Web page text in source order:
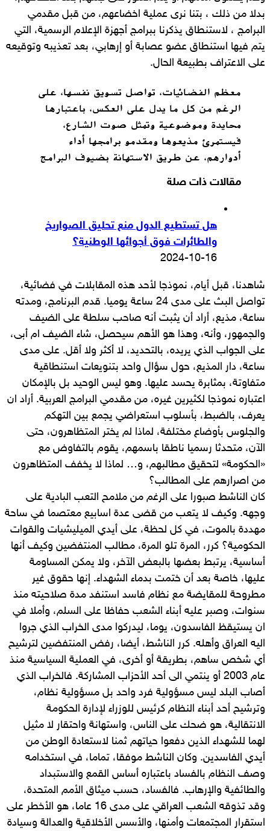
بدلا من ذلك ، بتنا نرى عملية اخضاعهم، من قبل مقدمي
البرامج ، لاستنطاق يذكرنا ببرامج أجهزة الإعلام الرسمية، التي
يتم فيها استنطاق عضو عصابة أو إرهابي، بعد تعذيبه وتوقيعه
على الاعتراف بطبيعة الحال.
معظم الفضائيات، تواصل تسويق نفسها، على
الرغم من كل ما يدل على العكس، باعتبارها
محايدة وموضوعية وتمثل صوت الشارع،
فيستمرئ مذيعوها ومقدمو برامجها أداء
أدوارهم، عن طريق الاستهانة بضيوف البرامج
مقالات ذات صلة
هل تستطيع الدول منع تحليق الصواريخ
والطائرات فوق أجوائها الوطنية؟
2024-10-16
شاهدنا، قبل أيام، نموذجا لأحد هذه المقابلات في فضائية،
تواصل البث على مدى 24 ساعة يوميا. قدم البرنامج، ومدته
ساعة، مذيع، أراد أن يثبت أنه صاحب سلطة على الضيف
والجمهور، وأنه، وهذا هو الأهم سيحصل، شاء الضيف ام أبى،
على الجواب الذي يريده، بالتحديد، لا أكثر ولا أقل. على مدى
ساعة، دار المذيع، حول سؤال واحد بتنويعات استنطاقية
متفاوتة، بمثابرة يحسد عليها. وهو ليس الوحيد بل بالإمكان
اعتباره نموذجا لكثيرين غيره، من مقدمي البرامج العربية. أراد ان
يعرف، بالضبط، بأسلوب استعراضي يجمع بين التهكم
والجلوس بأوضاع مختلفة، لماذا لم يختر المتظاهرون، حتى
الآن، متحدثا رسميا ناطقا باسمهم، يقوم بالتفاوض مع
«الحكومة» لتحقيق مطالبهم، و… لماذا لا يخفف المتظاهرون
من اصرارهم على المطالب؟
كان الناشط صبورا على الرغم من ملامح التعب البادية على
وجهه. وكيف لا يتعب من قضى عدة اسابيع معتصما في ساحة
مهددة بالموت، في كل لحظة، على أيدي الميليشيات والقوات
الحكومية؟ كرر، المرة تلو المرة، مطالب المنتفضين وكيف أنها
أساسية، يرتبط بعضها بالبعض الآخر، ولا يمكن المساومة
عليها، خاصة بعد أن ختمت بدماء الشهداء. إنها حقوق غير
مطروحة للمقايضة مع نظام فاسد استنفد مدة صلاحيته منذ
سنوات، وصبر عليه أبناء الشعب حفاظا على السلم، وأملا في
ان يستيقظ الفاسدون، يوما، ليدركوا مدى الخراب الذي جروا
اليه العراق وأهله. كرر الناشط، أيضا، رفض المنتفضين لترشيح
أي شخص ساهم، بطريقة أو أخرى، في العملية السياسية منذ
عام 2003 أو ينتمي الى أحد الأحزاب المشاركة. فالخراب الذي
أصاب البلد ليس مسؤولية فرد واحد بل مسؤولية نظام،
وترشيح أحد أبناء النظام كرئيس للوزراء لإدارة الحكومة
الانتقالية، هو ضحك على الناس، واستهانة واحتقار لا مثيل
لهما للشهداء الذين دفعوا حياتهم ثمنا لاستعادة الوطن من
أيدي الفاسدين. وكان الناشط موفقا، تماما، في استخدامه
وصف النظام بالفساد باعتباره أساس القمع والاستبداد
والطائفية والإرهاب. فالفساد، حسب ميثاق الأمم المتحدة،
وقد تذوقه الشعب العراقي على مدى 16 عاما، هو الأخطر على
استقرار المجتمعات وأمنها، والأسس الأخلاقية والعدالة وسيادة